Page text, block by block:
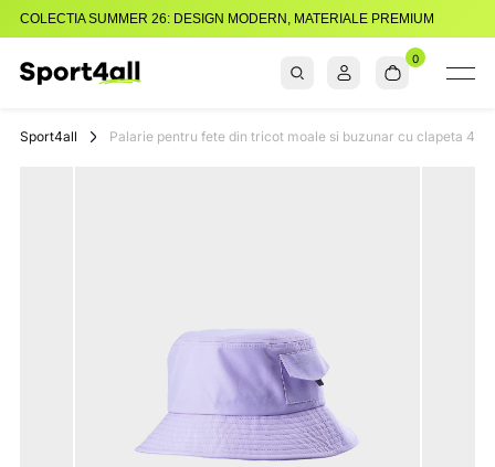
COLECTIA SUMMER 26: DESIGN MODERN, MATERIALE PREMIUM
0
Sport4all Palarie pentru fete din tricot moale si buzunar cu clapeta 4F